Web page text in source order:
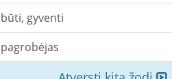
būti, gyventi
pagrobėjas